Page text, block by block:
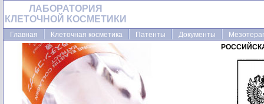
ЛАБОРАТОРИЯ
КЛЕТОЧНОЙ КОСМЕТИКИ
Главная Клеточная косметика Патенты Документы